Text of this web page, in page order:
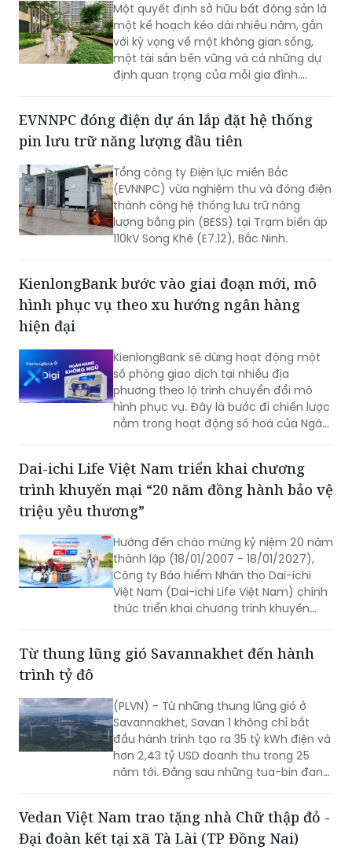
Một quyết định sở hữu bất động sản là
một kế hoạch kéo dài nhiều năm, gắn
với kỳ vọng về một không gian sống,
một tài sản bền vững và cả những dự
định quan trọng của mỗi gia đình.
nhiều hơn vào khả năng đồng hành
của nhà phát triển trong suốt hành
EVNNPC đóng điện dự án lắp đặt hệ thống
pin lưu trữ năng lượng đầu tiên
Tổng công ty Điện lực miền Bắc
(EVNNPC) vừa nghiệm thu và đóng điện
thành công hệ thống lưu trữ năng
lượng bằng pin (BESS) tại Trạm biến áp
110kV Song Khê (E7.12), Bắc Ninh.
KienlongBank bước vào giai đoạn mới, mô
hình phục vụ theo xu hướng ngân hàng
hiện đại
KienlongBank sẽ dừng hoạt động một
số phòng giao dịch tại nhiều địa
phương theo lộ trình chuyển đổi mô
hình phục vụ. Đây là bước đi chiến lược
nằm trong hoạt động số hoá của Ngân
tại hơn 100 điểm giao dịch được triển
khai trong thời gian qua.
Dai-ichi Life Việt Nam triển khai chương
trình khuyến mại “20 năm đồng hành bảo vệ
triệu yêu thương”
Hướng đến chào mừng kỷ niệm 20 năm
thành lập (18/01/2007 - 18/01/2027),
Công ty Bảo hiểm Nhân thọ Dai-ichi
Việt Nam (Dai-ichi Life Việt Nam) chính
thức triển khai chương trình khuyến
Từ thung lũng gió Savannakhet đến hành
trình tỷ đô
(PLVN) - Từ những thung lũng gió ở
Savannakhet, Savan 1 không chỉ bắt
đầu hành trình tạo ra 35 tỷ kWh điện và
hơn 2,43 tỷ USD doanh thu trong 25
năm tới. Đằng sau những tua-bin đang
biên giới và mở ra chặng đường mới
trong chiến lược năng lượng dài hạn
Vedan Việt Nam trao tặng nhà Chữ thập đỏ -
Đại đoàn kết tại xã Tà Lài (TP Đồng Nai)